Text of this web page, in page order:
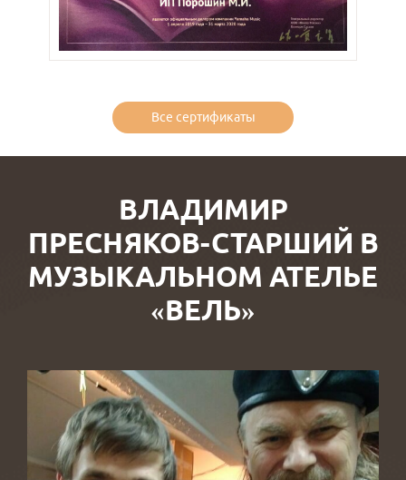
Все сертификаты
ВЛАДИМИР
ПРЕСНЯКОВ-СТАРШИЙ В
МУЗЫКАЛЬНОМ АТЕЛЬЕ
«ВЕЛЬ»